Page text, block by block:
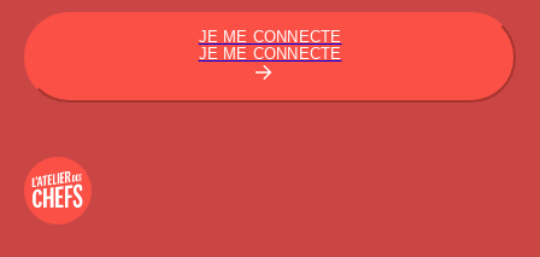
JE ME CONNECTE
JE ME CONNECTE